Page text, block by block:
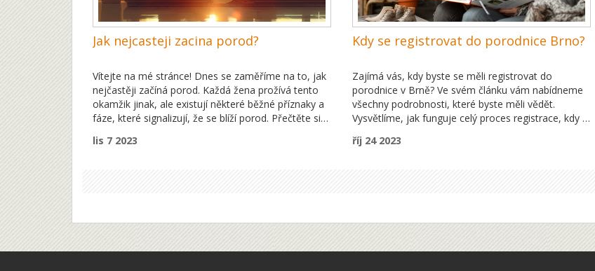
Jak nejcasteji zacina porod?
Vítejte na mé stránce! Dnes se zaměříme na to, jak
nejčastěji začíná porod. Každá žena prožívá tento
okamžik jinak, ale existují některé běžné příznaky a
fáze, které signalizují, že se blíží porod. Přečtěte si
téma. Zjistěte, co můžete očekávat a jak se
lis 7 2023
Kdy se registrovat do porodnice Brno?
Zajímá vás, kdy byste se měli registrovat do
porodnice v Brně? Ve svém článku vám nabídneme
všechny podrobnosti, které byste měli vědět.
Vysvětlíme, jak funguje celý proces registrace, kdy je
připraveno. Už se nemusíte obávat, že byste na
říj 24 2023